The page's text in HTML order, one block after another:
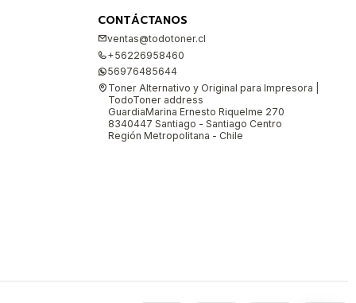
CONTÁCTANOS
ventas@todotoner.cl
+56226958460
56976485644
Toner Alternativo y Original para Impresora |
TodoToner address
GuardiaMarina Ernesto Riquelme 270
8340447 Santiago - Santiago Centro
Región Metropolitana - Chile